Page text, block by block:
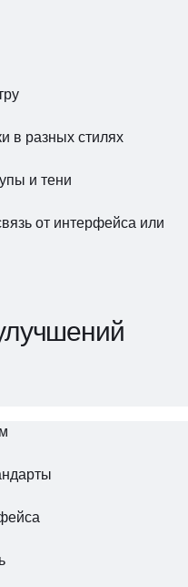
в разных стилях
и тени
от интерфейса или